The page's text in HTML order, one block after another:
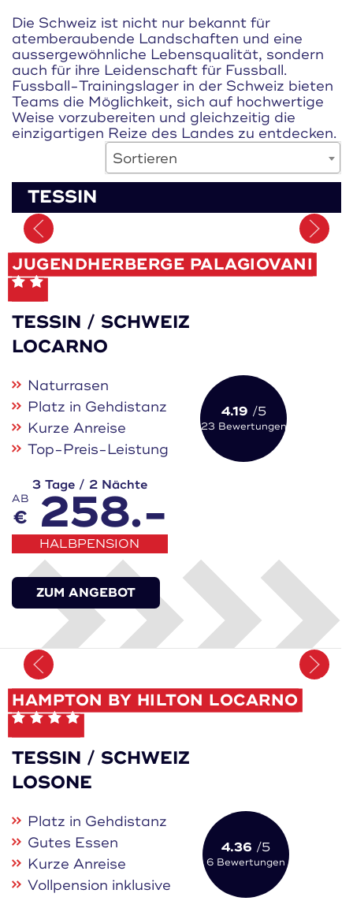
Die Schweiz ist nicht nur bekannt für
atemberaubende Landschaften und eine
aussergewöhnliche Lebensqualität, sondern
auch für ihre Leidenschaft für Fussball.
Fussball-Trainingslager in der Schweiz bieten
Teams die Möglichkeit, sich auf hochwertige
Weise vorzubereiten und gleichzeitig die
einzigartigen Reize des Landes zu entdecken.
Sortieren
TESSIN
Merken
JUGENDHERBERGE PALAGIOVANI
TESSIN / SCHWEIZ
LOCARNO
Naturrasen
Platz in Gehdistanz
Kurze Anreise
Top-Preis-Leistung
4.19 /5
23 Bewertungen
3 Tage / 2 Nächte
AB
€ 258.-
HALBPENSION
ZUM ANGEBOT
Merken
HAMPTON BY HILTON LOCARNO
TESSIN / SCHWEIZ
LOSONE
Platz in Gehdistanz
Gutes Essen
Kurze Anreise
Vollpension inklusive
4.36 /5
6 Bewertungen